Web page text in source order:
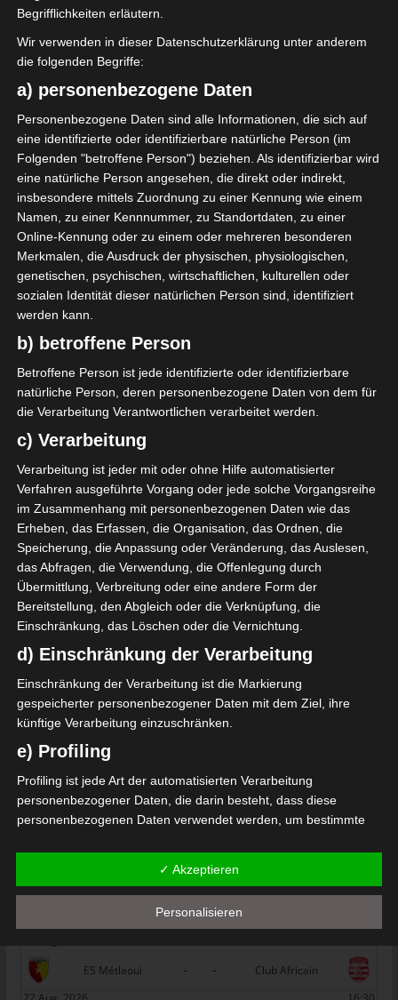
(Bizerté)
TORE
N. Laabidi
43'
88'
Tor
S. Ben Salem
AUFSTELLUNGEN
Stade Africain de Menzel Bourguiba (SAMB)
N. Laabidi 43'
Astre sportif d'Agareb (ASA)
O S. Ben Salem 88'
El Makarem de Mahdia (EMM) – Union sportive de
Bousalem (USB)
Club Sportif de Hammam-Lif (CSHL) – Croissant sp
ortif de M’saken (CSM)
SPIELTAG 1
22 Aug. 2026
16:30
PS Sakiet Eddaïer
Stade Tunisien
- -
CS Sfax
22 Aug. 2026
16:30
ES Hammam Sousse
- -
US Monastir
22 Aug. 2026
16:30
- -
ES Métlaoui
- -
Club Africain
Begrifflichkeiten erläutern.
Wir verwenden in dieser Datenschutzerklärung unter anderem
die folgenden Begriffe:
a) personenbezogene Daten
Personenbezogene Daten sind alle Informationen, die sich auf
eine identifizierte oder identifizierbare natürliche Person (im
Folgenden "betroffene Person") beziehen. Als identifizierbar wird
eine natürliche Person angesehen, die direkt oder indirekt,
insbesondere mittels Zuordnung zu einer Kennung wie einem
Namen, zu einer Kennnummer, zu Standortdaten, zu einer
Online-Kennung oder zu einem oder mehreren besonderen
Merkmalen, die Ausdruck der physischen, physiologischen,
genetischen, psychischen, wirtschaftlichen, kulturellen oder
sozialen Identität dieser natürlichen Person sind, identifiziert
werden kann.
b) betroffene Person
Betroffene Person ist jede identifizierte oder identifizierbare
natürliche Person, deren personenbezogene Daten von dem für
die Verarbeitung Verantwortlichen verarbeitet werden.
c) Verarbeitung
Verarbeitung ist jeder mit oder ohne Hilfe automatisierter
Verfahren ausgeführte Vorgang oder jede solche Vorgangsreihe
im Zusammenhang mit personenbezogenen Daten wie das
Erheben, das Erfassen, die Organisation, das Ordnen, die
Speicherung, die Anpassung oder Veränderung, das Auslesen,
das Abfragen, die Verwendung, die Offenlegung durch
Übermittlung, Verbreitung oder eine andere Form der
Bereitstellung, den Abgleich oder die Verknüpfung, die
Einschränkung, das Löschen oder die Vernichtung.
d) Einschränkung der Verarbeitung
Einschränkung der Verarbeitung ist die Markierung
gespeicherter personenbezogener Daten mit dem Ziel, ihre
künftige Verarbeitung einzuschränken.
e) Profiling
Profiling ist jede Art der automatisierten Verarbeitung
personenbezogener Daten, die darin besteht, dass diese
personenbezogenen Daten verwendet werden, um bestimmte
Arbeitsleistung, wirtschaftlicher Lage, Gesundheit, persönlicher
Vorlieben, Interessen, Zuverlässigkeit, Verhalten, Aufenthaltsort
oder Ortswechsel dieser natürlichen Person zu analysieren oder
f) Pseudonymisierung
Pseudonymisierung ist die Verarbeitung personenbezogener
✓ Akzeptieren
Personalisieren